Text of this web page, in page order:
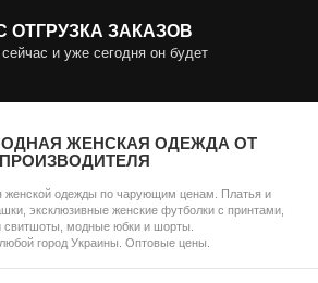
ОТГРУЗКА ЗАКАЗОВ
и уже сегодня он будет
МОДНАЯ ЖЕНСКАЯ ОДЕЖДА ОТ
ПРОИЗВОДИТЕЛЯ
женской одежды по чарующим ценам. Платья и
эксклюзивные женские футболки с принтами,
свитшоты, модные юбки и шорты.
город Украины. Оптовые цены.